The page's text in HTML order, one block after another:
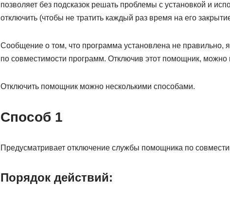
позволяет без подсказок решать проблемы с установкой и
отключить (чтобы не тратить каждый раз время на его
Сообщение о том, что программа установлена не правильно,
по совместимости программ. Отключив этот помощник, можно
Отключить помощник можно несколькими способами.
Способ 1
Предусматривает отключение службы помощника по
Порядок действий: